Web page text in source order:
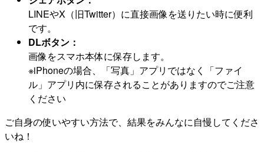
LINEやX（旧Twitter）に直接画像を送りたい時に便利
です。
DLボタン：
画像をスマホ本体に保存します。
※iPhoneの場合、「写真」アプリではなく「ファイ
ル」アプリ内に保存されることがありますのでご注意
ください
ご自身の使いやすい方法で、結果をみんなに自慢してくださ
いね！